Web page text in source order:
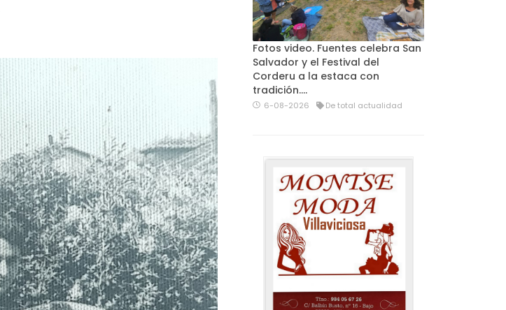
Fotos video. Fuentes celebra San
Salvador y el Festival del
Corderu a la estaca con
tradición....
6-08-2026 De total actualidad